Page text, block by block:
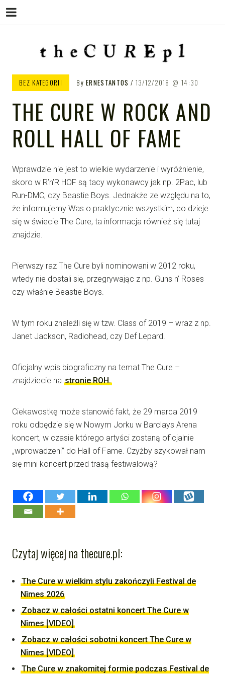
THE CURE PL – POLSKA
STRONA FANÓW ZESPOŁU THE
CURE
BEZ KATEGORII ByERNESTANTOS 13/12/2018 14:30
THE CURE W ROCK AND
ROLL HALL OF FAME
Wprawdzie nie jest to wielkie wydarzenie i wyróżnienie,
skoro w R’n’R HOF są tacy wykonawcy jak np. 2Pac, lub
Run-DMC, czy Beastie Boys. Jednakże ze względu na to,
że informujemy Was o praktycznie wszystkim, co dzieje
się w świecie The Cure, ta informacja również się tutaj
znajdzie.
Pierwszy raz The Cure byli nominowani w 2012 roku,
wtedy nie dostali się, przegrywając z np. Guns n’ Roses
czy właśnie Beastie Boys.
W tym roku znaleźli się w tzw. Class of 2019 – wraz z np.
Janet Jackson, Radiohead, czy Def Lepard.
Oficjalny wpis biograficzny na temat The Cure –
znajdziecie na stronie ROH.
Ciekawostkę może stanowić fakt, że 29 marca 2019
roku odbędzie się w Nowym Jorku w Barclays Arena
koncert, w czasie którego artyści zostaną oficjalnie
„wprowadzeni” do Hall of Fame. Czyżby szykował nam
się mini koncert przed trasą festiwalową?
Czytaj więcej na thecure.pl:
The Cure w wielkim stylu zakończyli Festival de
Nîmes 2026
Zobacz w całości ostatni koncert The Cure w
Nîmes [VIDEO]
Zobacz w całości sobotni koncert The Cure w
Nîmes [VIDEO]
The Cure w znakomitej formie podczas Festival de
Menu